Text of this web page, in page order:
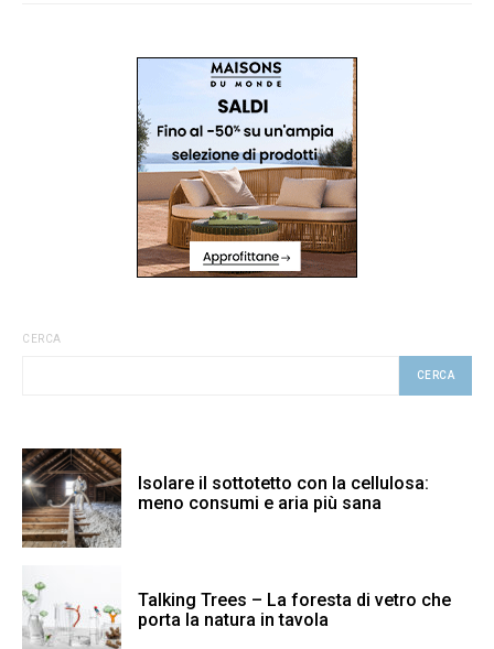
CERCA
CERCA
Isolare il sottotetto con la cellulosa:
meno consumi e aria più sana
Talking Trees – La foresta di vetro che
porta la natura in tavola